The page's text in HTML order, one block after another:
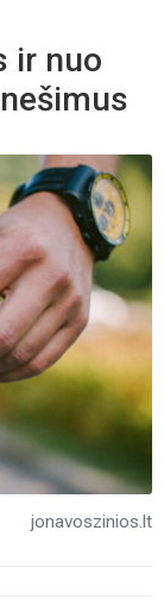
ir nuo
jonavoszinios.lt